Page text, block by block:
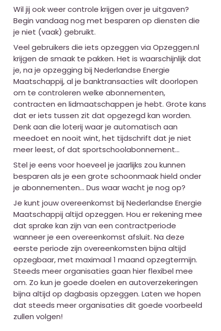
Wil jij ook weer controle krijgen over je uitgaven?
Begin vandaag nog met besparen op diensten die
je niet (vaak) gebruikt.
Veel gebruikers die iets opzeggen via Opzeggen.nl
krijgen de smaak te pakken. Het is waarschijnlijk dat
je, na je opzegging bij Nederlandse Energie
Maatschappij, al je banktransacties wilt doorlopen
om te controleren welke abonnementen,
contracten en lidmaatschappen je hebt. Grote kans
dat er iets tussen zit dat opgezegd kan worden.
Denk aan die loterij waar je automatisch aan
meedoet en nooit wint, het tijdschrift dat je niet
meer leest, of dat sportschoolabonnement...
Stel je eens voor hoeveel je jaarlijks zou kunnen
besparen als je een grote schoonmaak hield onder
je abonnementen... Dus waar wacht je nog op?
Je kunt jouw overeenkomst bij Nederlandse Energie
Maatschappij altijd opzeggen. Hou er rekening mee
dat sprake kan zijn van een contractperiode
wanneer je een overeenkomst afsluit. Na deze
eerste periode zijn overeenkomsten bijna altijd
opzegbaar, met maximaal 1 maand opzegtermijn.
Steeds meer organisaties gaan hier flexibel mee
om. Zo kun je goede doelen en autoverzekeringen
bijna altijd op dagbasis opzeggen. Laten we hopen
dat steeds meer organisaties dit goede voorbeeld
zullen volgen!